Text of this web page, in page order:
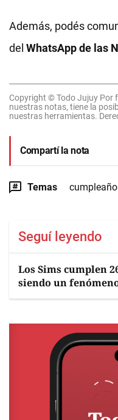
Además, podés
del WhatsApp de las
Copyright © Todo Jujuy Por
nuestras notas, tiene la
nuestras herramientas.
Compartí la nota
Temas
Seguí leyendo
Los Sims cumplen
siendo un